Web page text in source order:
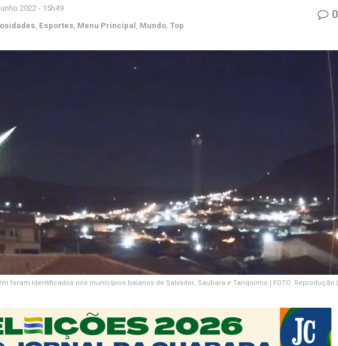
2022 - 15h49
, Esportes, Menu Principal, Mundo, Top
0
foram identificados nos municípios baianos de Salvador, Saubara e Tanquinho | FOTO: Reprodução |